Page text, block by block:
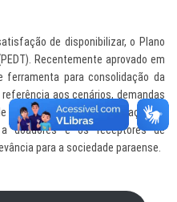
de disponibilizar, o Plano
Recentemente aprovado em
ferramenta para consolidação da
aos cenários, demandas
Serviços que envolve a doação de
doadores e os receptores de
para a sociedade paraense.